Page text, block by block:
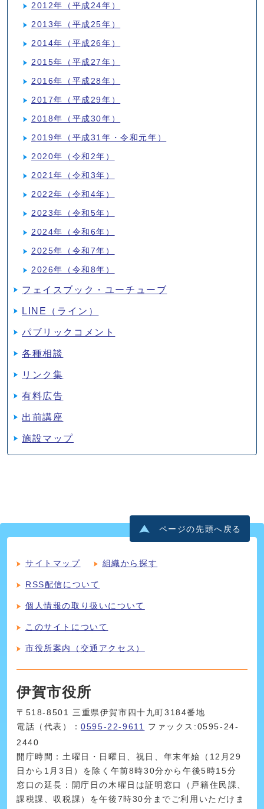
2012年（平成24年）
2013年（平成25年）
2014年（平成26年）
2015年（平成27年）
2016年（平成28年）
2017年（平成29年）
2018年（平成30年）
2019年（平成31年・令和元年）
2020年（令和2年）
2021年（令和3年）
2022年（令和4年）
2023年（令和5年）
2024年（令和6年）
2025年（令和7年）
2026年（令和8年）
フェイスブック・ユーチューブ
LINE（ライン）
パブリックコメント
各種相談
リンク集
有料広告
出前講座
施設マップ
ページの先頭へ戻る
サイトマップ 組織から探す
RSS配信について
個人情報の取り扱いについて
このサイトについて
市役所案内（交通アクセス）
伊賀市役所
〒518-8501 三重県伊賀市四十九町3184番地
電話（代表）：0595-22-9611 ファックス:0595-24-
2440
開庁時間：土曜日・日曜日、祝日、年末年始（12月29
日から1月3日）を除く午前8時30分から午後5時15分
窓口の延長：開庁日の木曜日は証明窓口（戸籍住民課、
課税課、収税課）を午後7時30分までご利用いただけま